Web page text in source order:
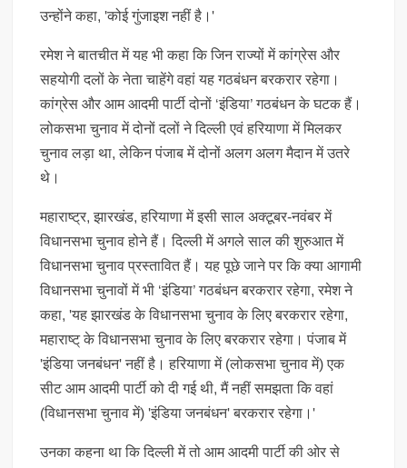
उन्होंने कहा, 'कोई गुंजाइश नहीं है।'
रमेश ने बातचीत में यह भी कहा कि जिन राज्यों में कांग्रेस और
सहयोगी दलों के नेता चाहेंगे वहां यह गठबंधन बरकरार रहेगा।
कांग्रेस और आम आदमी पार्टी दोनों ‘इंडिया’ गठबंधन के घटक हैं।
लोकसभा चुनाव में दोनों दलों ने दिल्ली एवं हरियाणा में मिलकर
चुनाव लड़ा था, लेकिन पंजाब में दोनों अलग अलग मैदान में उतरे
थे।
महाराष्ट्र, झारखंड, हरियाणा में इसी साल अक्टूबर-नवंबर में
विधानसभा चुनाव होने हैं। दिल्ली में अगले साल की शुरुआत में
विधानसभा चुनाव प्रस्तावित हैं। यह पूछे जाने पर कि क्या आगामी
विधानसभा चुनावों में भी ‘इंडिया’ गठबंधन बरकरार रहेगा, रमेश ने
कहा, 'यह झारखंड के विधानसभा चुनाव के लिए बरकरार रहेगा,
महाराष्ट् के विधानसभा चुनाव के लिए बरकरार रहेगा। पंजाब में
'इंडिया जनबंधन' नहीं है। हरियाणा में (लोकसभा चुनाव में) एक
सीट आम आदमी पार्टी को दी गई थी, मैं नहीं समझता कि वहां
(विधानसभा चुनाव में) 'इंडिया जनबंधन' बरकरार रहेगा।'
उनका कहना था कि दिल्ली में तो आम आदमी पार्टी की ओर से